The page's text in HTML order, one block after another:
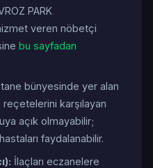
PARK
veren nöbetçi
bu sayfadan
bünyesinde yer alan
karşılayan
açık olmayabilir;
faydalanabilir.
İlaçları eczanelere